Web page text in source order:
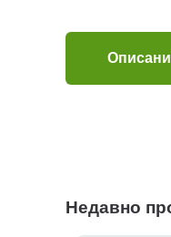
Недавно